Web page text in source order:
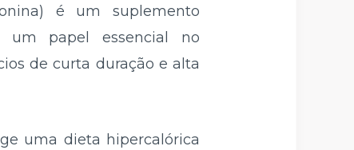
é um suplemento
um papel essencial no
de curta duração e alta
uma dieta hipercalórica